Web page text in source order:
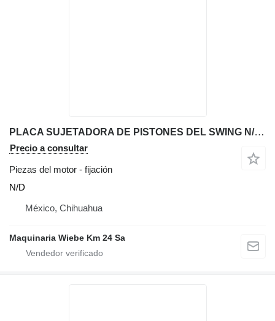
PLACA SUJETADORA DE PISTONES DEL SWING N/D fijación para JCB 214T retroexcavadora
Precio a consultar
Piezas del motor - fijación
N/D
México, Chihuahua
Maquinaria Wiebe Km 24 Sa